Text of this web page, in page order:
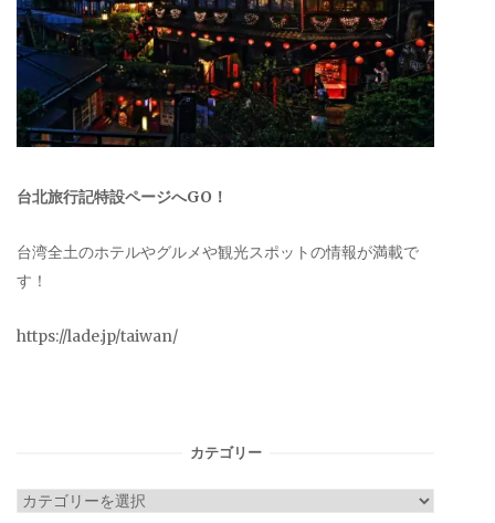
台北旅行記特設ページへGO！
台湾全土のホテルやグルメや観光スポットの情報が満載で
す！
https://lade.jp/taiwan/
カテゴリー
カ